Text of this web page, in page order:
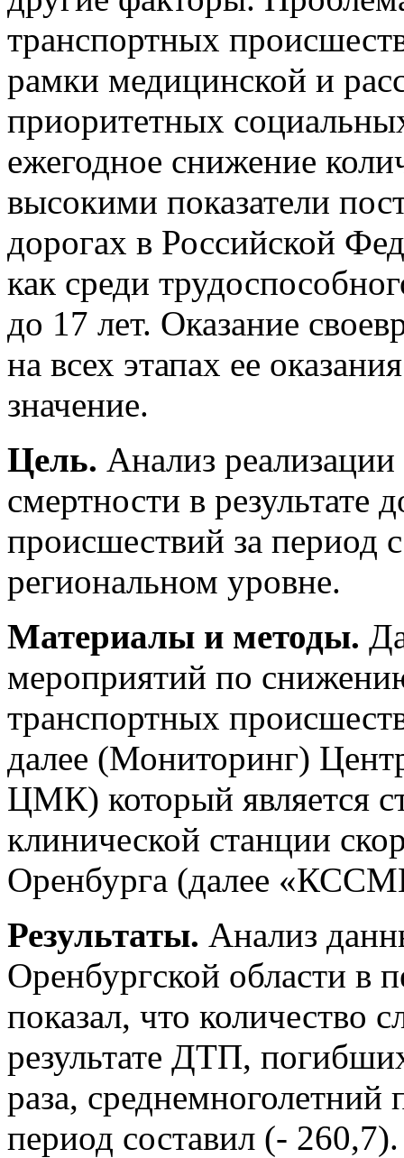
транспортных
рамки медицинской и
приоритетных
ежегодное снижение
высокими показатели
дорогах в Российской
как среди
до 17 лет. Оказание
на всех этапах ее
значение.
Цель. Анализ
смертности в
происшествий за период
региональном уровне.
Материалы и методы.
мероприятий по
транспортных
далее (Мониторинг)
ЦМК) который является
клинической станции
Оренбурга (далее
Результаты. Анализ
Оренбургской области в
показал, что количество
результате ДТП,
раза, среднемноголетний
период составил (- 260,7).